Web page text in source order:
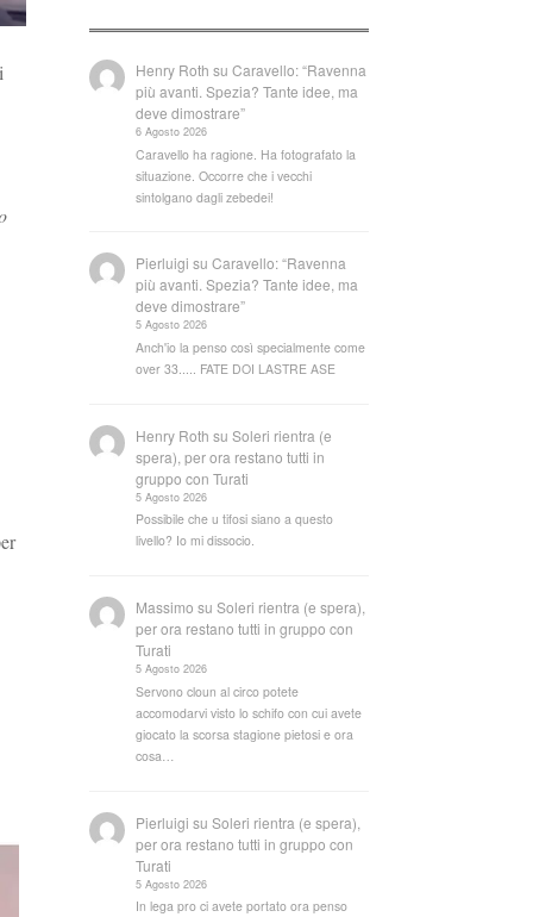
Henry Roth suCaravello: “Ravenna
più avanti. Spezia? Tante idee, ma
deve dimostrare”
6 Agosto 2026
Caravello ha ragione. Ha fotografato la
situazione. Occorre che i vecchi
sintolgano dagli zebedei!
Pierluigi suCaravello: “Ravenna
più avanti. Spezia? Tante idee, ma
deve dimostrare”
5 Agosto 2026
Anch'io la penso così specialmente come
over 33..... FATE DOI LASTRE ASE
Henry Roth suSoleri rientra (e
spera), per ora restano tutti in
gruppo con Turati
5 Agosto 2026
Possibile che u tifosi siano a questo
livello? Io mi dissocio.
Massimo suSoleri rientra (e spera),
per ora restano tutti in gruppo con
Turati
5 Agosto 2026
Servono cloun al circo potete
accomodarvi visto lo schifo con cui avete
giocato la scorsa stagione pietosi e ora
cosa…
Pierluigi suSoleri rientra (e spera),
per ora restano tutti in gruppo con
Turati
5 Agosto 2026
In lega pro ci avete portato ora penso